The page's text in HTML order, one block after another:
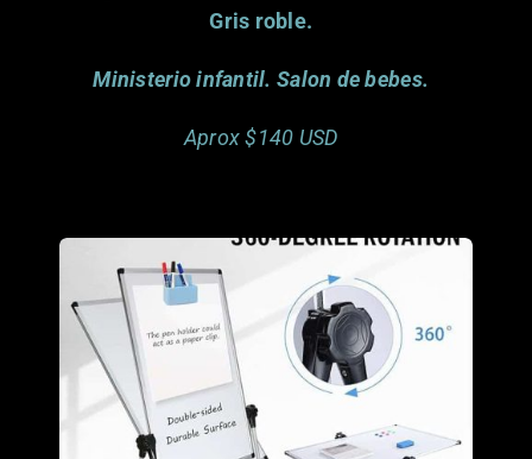
Gris roble.
Ministerio infantil. Salon de bebes.
Aprox $140 USD
Anonymous donor. Chattanooga, TN